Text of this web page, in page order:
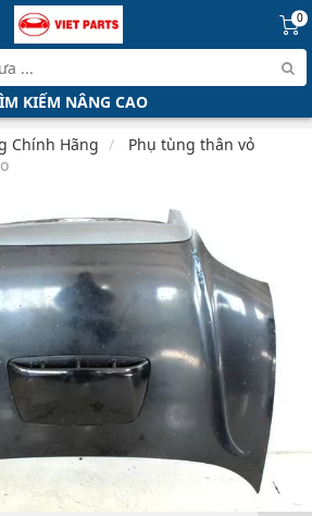
0
KIẾM NÂNG CAO
Chính Hãng
Phụ tùng thân vỏ